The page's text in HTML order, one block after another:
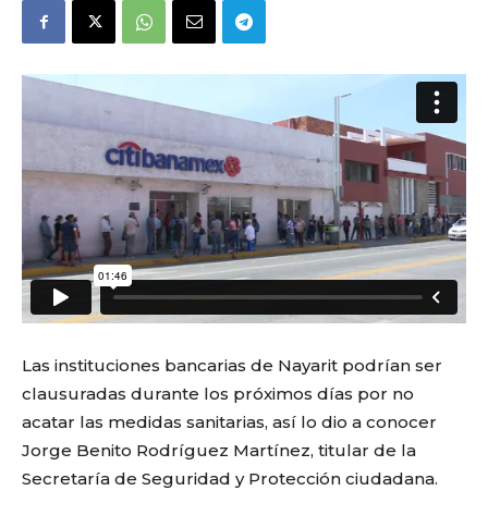
Las instituciones bancarias de Nayarit podrían ser
clausuradas durante los próximos días por no
acatar las medidas sanitarias, así lo dio a conocer
Jorge Benito Rodríguez Martínez, titular de la
Secretaría de Seguridad y Protección ciudadana.